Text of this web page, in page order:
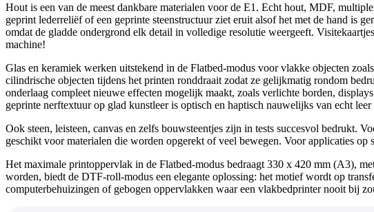
Hout is een van de meest dankbare materialen voor de E1. Echt hout, MDF,
geprint lederreliëf of een geprinte steenstructuur ziet eruit alsof het met de hand is
omdat de gladde ondergrond elk detail in volledige resolutie weergeeft.
machine!
Glas en keramiek werken uitstekend in de Flatbed-modus voor vlakke objecten
cilindrische objecten tijdens het printen ronddraait zodat ze gelijkmatig rondom
onderlaag compleet nieuwe effecten mogelijk maakt, zoals verlichte borden,
geprinte nerftextuur op glad kunstleer is optisch en haptisch nauwelijks van echt leer
Ook steen, leisteen, canvas en zelfs bouwsteentjes zijn in tests succesvol
geschikt voor materialen die worden opgerekt of veel bewegen. Voor applicaties
Het maximale printoppervlak in de Flatbed-modus bedraagt 330 x 420 mm (A3),
worden, biedt de DTF-roll-modus een elegante oplossing: het motief wordt op
computerbehuizingen of gebogen oppervlakken waar een vlakbedprinter nooit bij